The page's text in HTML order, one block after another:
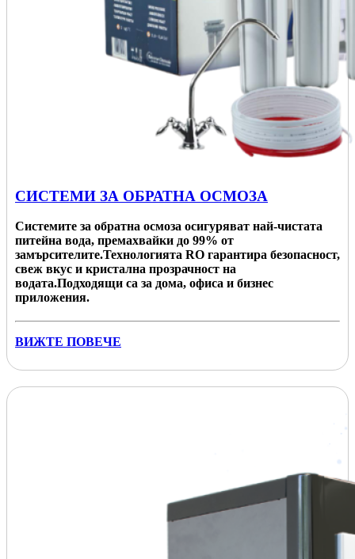
СИСТЕМИ ЗА ОБРАТНА ОСМОЗА
Системите за обратна осмоза осигуряват най-чистата
питейна вода, премахвайки до 99% от
замърсителите.Технологията RO гарантира безопасност,
свеж вкус и кристална прозрачност на
водата.Подходящи са за дома, офиса и бизнес
приложения.
ВИЖТЕ ПОВЕЧЕ